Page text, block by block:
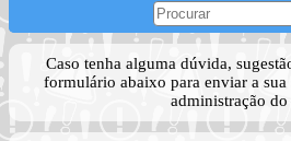
Caso tenha alguma dúvida,
formulário abaixo para enviar a
administração do